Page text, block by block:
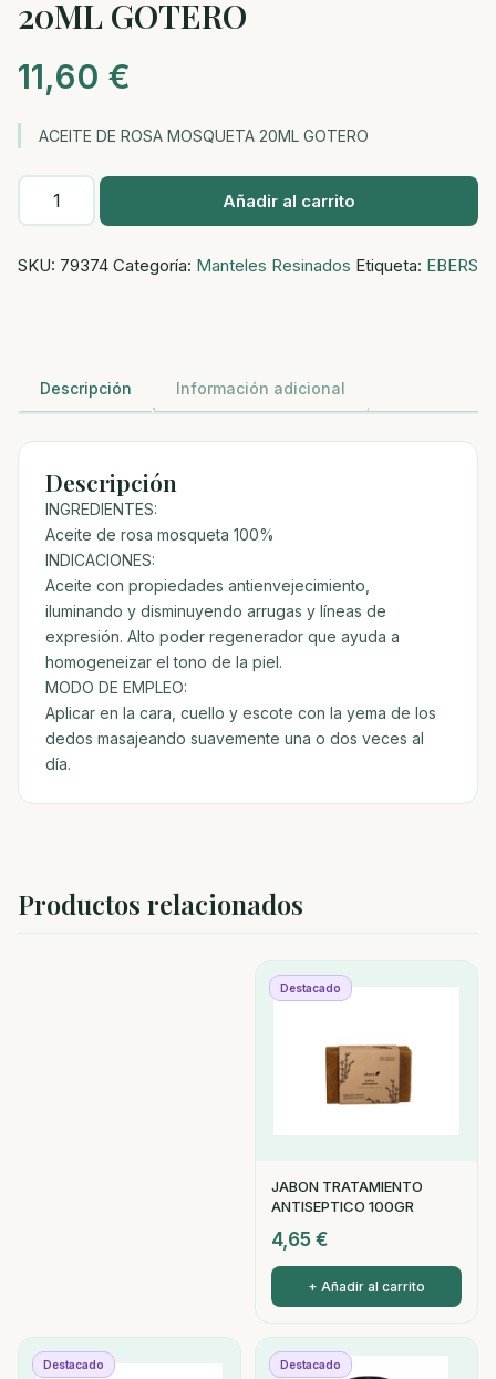
20ML GOTERO
11,60 €
ACEITE DE ROSA MOSQUETA 20ML GOTERO
ACEITE
MOSQUETA
Añadir al carrito
SKU: 79374 Categoría: Manteles Resinados Etiqueta: EBERS
Descripción Información adicional
Descripción
INGREDIENTES:
Aceite de rosa mosqueta 100%
INDICACIONES:
Aceite con propiedades antienvejecimiento,
iluminando y disminuyendo arrugas y líneas de
expresión. Alto poder regenerador que ayuda a
homogeneizar el tono de la piel.
MODO DE EMPLEO:
Aplicar en la cara, cuello y escote con la yema de los
dedos masajeando suavemente una o dos veces al
día.
Productos relacionados
Destacado
JABON TRATAMIENTO
ANTISEPTICO 100GR
4,65 €
+ Añadir al carrito
Destacado Destacado